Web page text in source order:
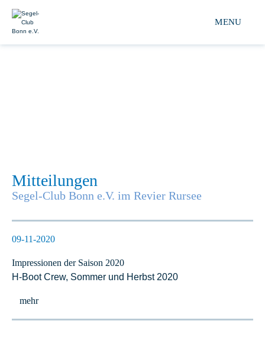
Segel-club Bonn
MENU
Mitteilungen
Segel-Club Bonn e.V. im Revier Rursee
09-11-2020
Impressionen der Saison 2020
H-Boot Crew, Sommer und Herbst 2020
mehr